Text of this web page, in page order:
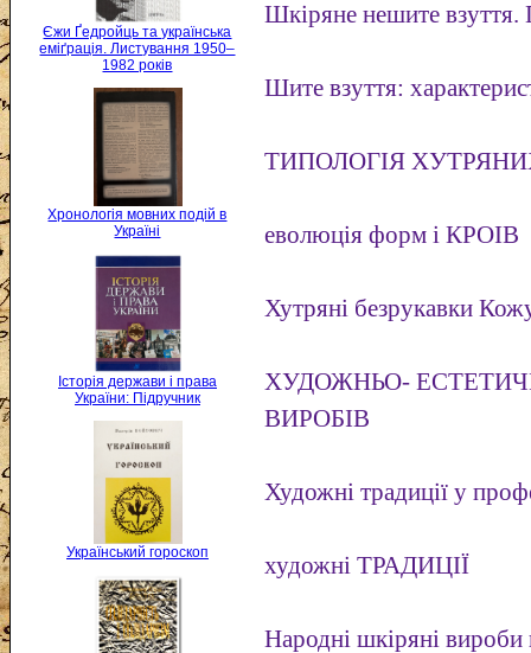
Єжи Ґедройць та українська
еміґрація. Листування 1950–
1982 років
Хронологія мовних подій в
Україні
Історія держави і права
України: Підручник
Український гороскоп
Шкіряне нешите взуття.
Шите взуття:
ТИПОЛОГІЯ
еволюція форм і КРОІВ
Хутряні безрукавки
ХУДОЖНЬО-
ВИРОБІВ
Художні традиції у
художні ТРАДИЦІЇ
Народні шкіряні вироби